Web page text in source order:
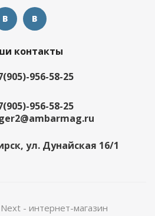
контакты
956-58-25
956-58-25
ул. Дунайская 16/1
- интернет-магазин